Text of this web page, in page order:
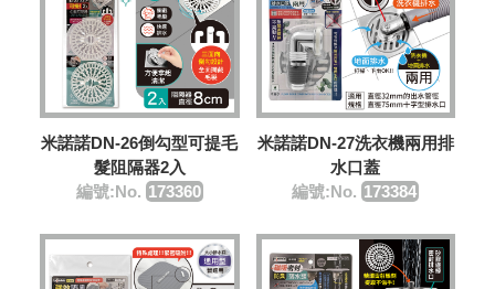
米諾諾DN-26倒勾型可提毛
髮阻隔器2入
編號:No. 173360
米諾諾DN-27洗衣機兩用排
水口蓋
編號:No. 173384